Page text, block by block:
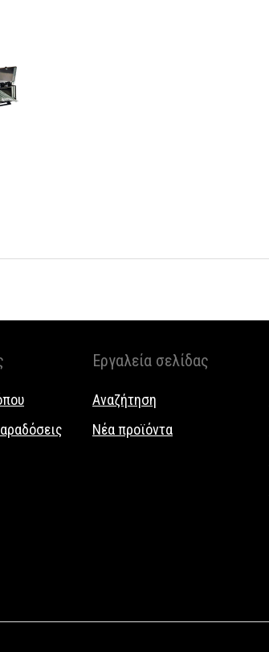
Εργαλεία σελίδας
Αναζήτηση
Νέα προϊόντα